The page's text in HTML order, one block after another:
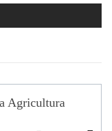
Agricultura